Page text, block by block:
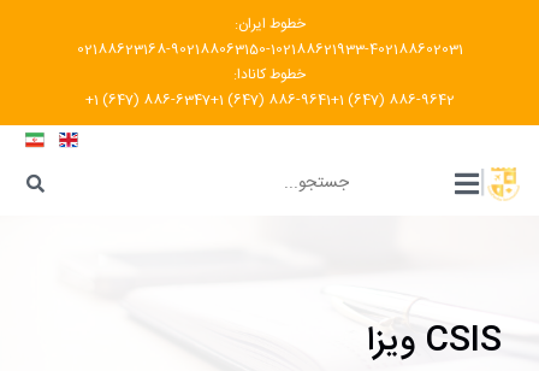
خطوط ایران:
02188623168-902188063150-102188621933-402188602031
خطوط کانادا:
+1 (647) 886-6347+1 (647) 886-9641+1 (647) 886-9642
|
CSIS ویزا